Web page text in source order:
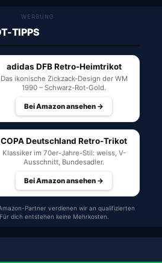
WERBUNG
TIPPS
adidas DFB Retro-Heimtrikot
Das ikonische Zickzack-Design der WM
1990 – Schwarz-Rot-Gold.
Bei Amazon ansehen →
COPA Deutschland Retro-Trikot
Klassiker im 70er-Jahre-Stil: weiss, V-
Ausschnitt, Bundesadler.
Bei Amazon ansehen →
Partner verdienen wir an qualifizierten
dich entstehen keine Mehrkosten.